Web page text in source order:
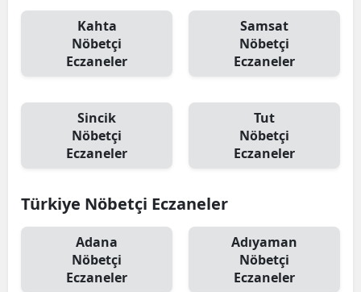
Kahta
Nöbetçi
Eczaneler
Samsat
Nöbetçi
Eczaneler
Sincik
Nöbetçi
Eczaneler
Tut
Nöbetçi
Eczaneler
Türkiye Nöbetçi Eczaneler
Adana
Nöbetçi
Eczaneler
Adıyaman
Nöbetçi
Eczaneler